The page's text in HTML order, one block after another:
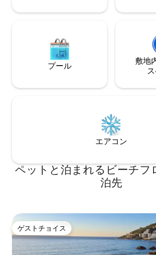
ス・ベイとクリフトン・ビーチの間にあ
ニングルームは、大きなデッキ付きプー
ルエリアに面しています。 ビーチゲート
からビーチに直接アクセスできます。 遮
るもののない海の景色。 グレンビーチ
ークな立地です。 地元のレストラン街ま
人数が多い場合は、上のペントハウスと
組み合わせることで、最大12名様までご
にプライベートで、専用プールがありま
とバルコニーがあります。 ビーチゲート
は共用です。 ショーン、メアリールイー
ズ、または私たちの家族の他のメンバー
ざいましたら、いつでもお問い合わせく
ださい。 この宿泊施設は、国際的に有名
なランドマークであるキャンプスベイに
あります。 徒歩圏内にある、クリスタル
のように透き通る海と柔らかな白い砂浜
プール
敷地
エアコン
ペットと泊まれるビーチフ
泊先
ゲストチョイス
ゲストチョイス